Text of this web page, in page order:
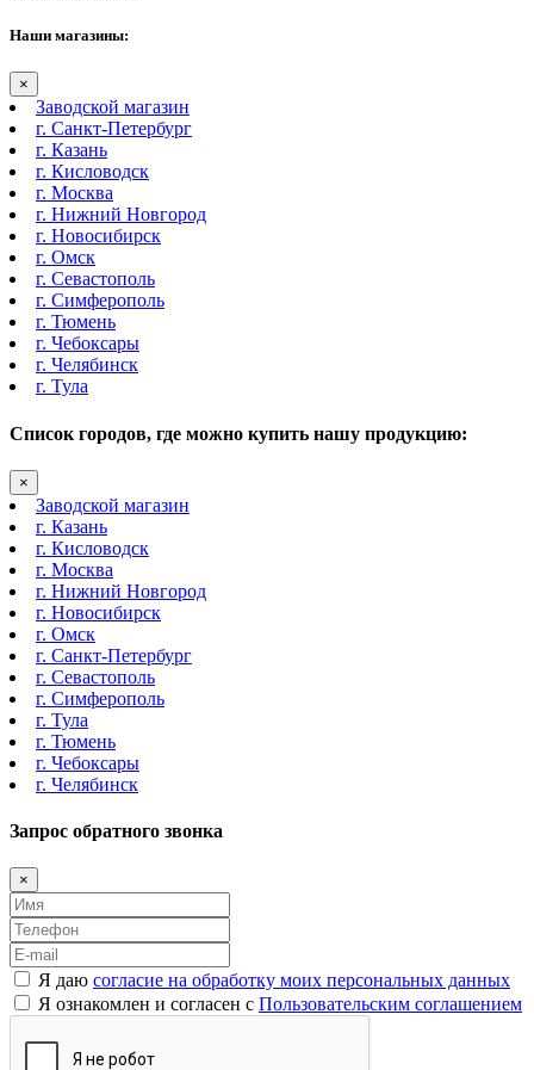
Наши магазины:
×
Заводской магазин
г. Санкт-Петербург
г. Казань
г. Кисловодск
г. Москва
г. Нижний Новгород
г. Новосибирск
г. Омск
г. Севастополь
г. Симферополь
г. Тюмень
г. Чебоксары
г. Челябинск
г. Тула
Список городов, где можно купить нашу продукцию:
×
Заводской магазин
г. Казань
г. Кисловодск
г. Москва
г. Нижний Новгород
г. Новосибирск
г. Омск
г. Санкт-Петербург
г. Севастополь
г. Симферополь
г. Тула
г. Тюмень
г. Чебоксары
г. Челябинск
Запрос обратного звонка
×
Я даю согласие на обработку моих персональных данных
Я ознакомлен и согласен с Пользовательским соглашением